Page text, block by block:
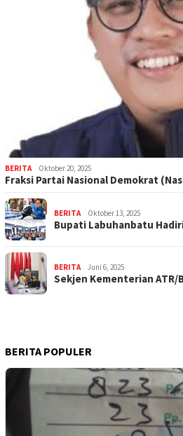
BERITA Oktober 20, 2025
Fraksi Partai Nasional Demokrat
BERITA Oktober 13, 2025
Bupati Labuhanbatu
BERITA Juni 6, 2025
Sekjen Kementerian ATR/
BERITA POPULER